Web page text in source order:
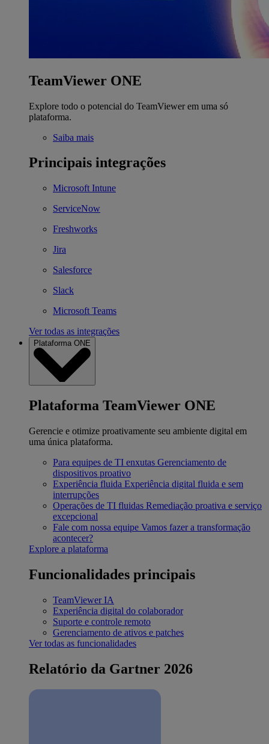
TeamViewer ONE
Explore todo o potencial do TeamViewer em uma só
plataforma.
Saiba mais
Principais integrações
Microsoft Intune
ServiceNow
Freshworks
Jira
Salesforce
Slack
Microsoft Teams
Ver todas as integrações
Plataforma ONE
Plataforma TeamViewer ONE
Gerencie e otimize proativamente seu ambiente digital em
uma única plataforma.
Para equipes de TI enxutas Gerenciamento de
dispositivos proativo
Experiência fluida Experiência digital fluida e sem
interrupções
Operações de TI fluidas Remediação proativa e serviço
excepcional
Fale com nossa equipe Vamos fazer a transformação
acontecer?
Explore a plataforma
Funcionalidades principais
TeamViewer IA
Experiência digital do colaborador
Suporte e controle remoto
Gerenciamento de ativos e patches
Ver todas as funcionalidades
Relatório da Gartner 2026